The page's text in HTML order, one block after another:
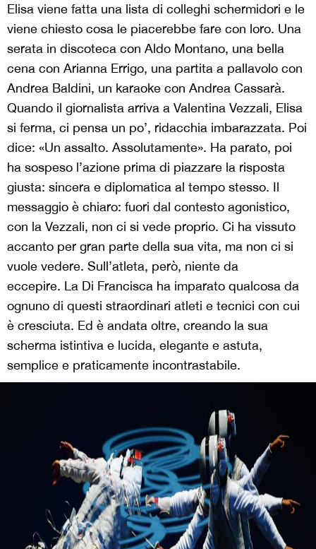
Elisa viene fatta una lista di colleghi schermidori e le
viene chiesto cosa le piacerebbe fare con loro. Una
serata in discoteca con Aldo Montano, una bella
cena con Arianna Errigo, una partita a pallavolo con
Andrea Baldini, un karaoke con Andrea Cassarà.
Quando il giornalista arriva a Valentina Vezzali, Elisa
si ferma, ci pensa un po’, ridacchia imbarazzata. Poi
dice: «Un assalto. Assolutamente». Ha parato, poi
ha sospeso l’azione prima di piazzare la risposta
giusta: sincera e diplomatica al tempo stesso. Il
messaggio è chiaro: fuori dal contesto agonistico,
con la Vezzali, non ci si vede proprio. Ci ha vissuto
accanto per gran parte della sua vita, ma non ci si
vuole vedere. Sull’atleta, però, niente da
eccepire. La Di Francisca ha imparato qualcosa da
ognuno di questi straordinari atleti e tecnici con cui
è cresciuta. Ed è andata oltre, creando la sua
scherma istintiva e lucida, elegante e astuta,
semplice e praticamente incontrastabile.